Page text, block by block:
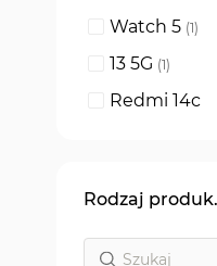
Watch 5 1
13 5G 1
produkt
Redmi 14c
K60 Pro 2
SE 4G produkt